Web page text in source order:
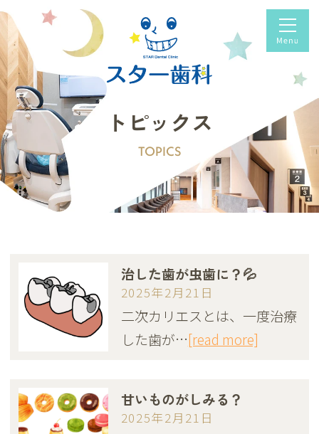
トピックス
TOPICS
治した歯が虫歯に？💦
2025年2月21日
二次カリエスとは、一度治療
した歯が…[read more]
甘いものがしみる？
2025年2月21日